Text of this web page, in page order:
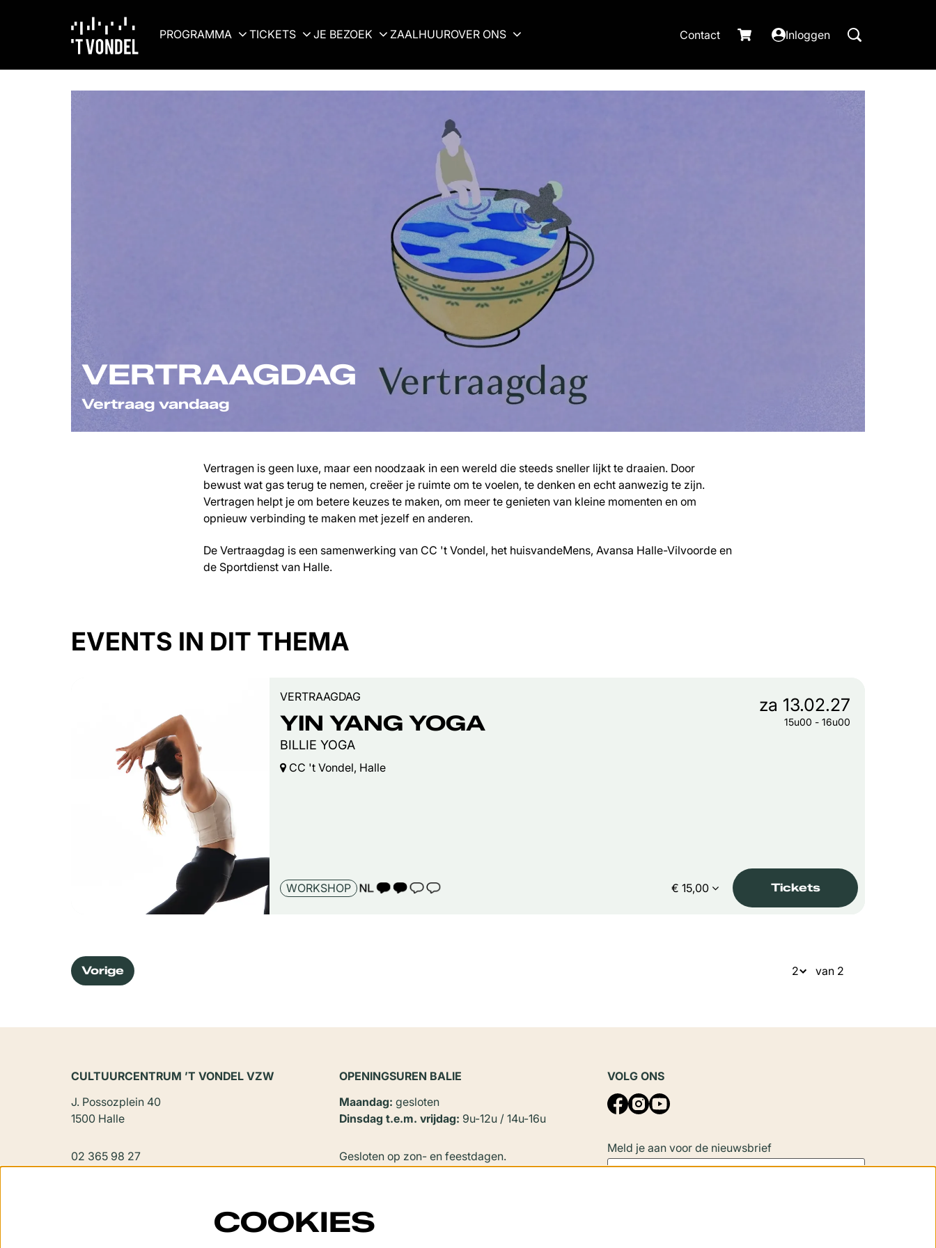
PROGRAMMA TICKETS JE BEZOEK ZAALHUUROVER ONS Contact Inloggen
VERTRAAGDAG
Vertraag vandaag
Vertragen is geen luxe, maar een noodzaak in een wereld die steeds sneller lijkt te draaien. Door
bewust wat gas terug te nemen, creëer je ruimte om te voelen, te denken en echt aanwezig te zijn.
Vertragen helpt je om betere keuzes te maken, om meer te genieten van kleine momenten en om
opnieuw verbinding te maken met jezelf en anderen.
De Vertraagdag is een samenwerking van CC 't Vondel, het huisvandeMens, Avansa Halle-Vilvoorde en
de Sportdienst van Halle.
EVENTS IN DIT THEMA
YIN YANG YOGA
BILLIE YOGA
VERTRAAGDAG
CC 't Vondel, Halle
WORKSHOP TAALICOON 2 € 15,00
za 13.02.27
15u00 - 16u00
Tickets
Vorige van 2
CULTUURCENTRUM ’T VONDEL VZW
J. Possozplein 40
1500 Halle
02 365 98 27
OPENINGSUREN BALIE
Maandag: gesloten
Dinsdag t.e.m. vrijdag: 9u-12u / 14u-16u
Gesloten op zon- en feestdagen.
namiddagopeningen.
VOLG ONS
Meld je aan voor de nieuwsbrief
COOKIES